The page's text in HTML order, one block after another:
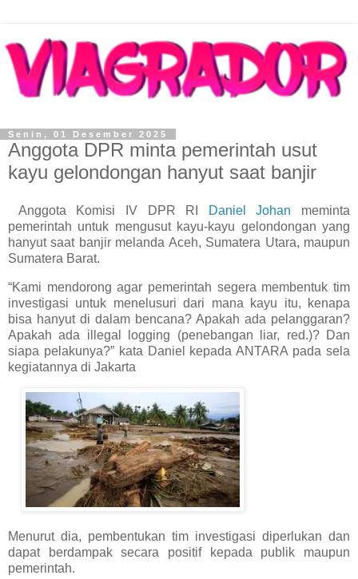
Senin, 01 Desember 2025
Anggota DPR minta pemerintah usut
kayu gelondongan hanyut saat banjir
Anggota Komisi IV DPR RI Daniel Johan meminta
pemerintah untuk mengusut kayu-kayu gelondongan yang
hanyut saat banjir melanda Aceh, Sumatera Utara, maupun
Sumatera Barat.
“Kami mendorong agar pemerintah segera membentuk tim
investigasi untuk menelusuri dari mana kayu itu, kenapa
bisa hanyut di dalam bencana? Apakah ada pelanggaran?
Apakah ada illegal logging (penebangan liar, red.)? Dan
siapa pelakunya?” kata Daniel kepada ANTARA pada sela
kegiatannya di Jakarta
Menurut dia, pembentukan tim investigasi diperlukan dan
dapat berdampak secara positif kepada publik maupun
pemerintah.